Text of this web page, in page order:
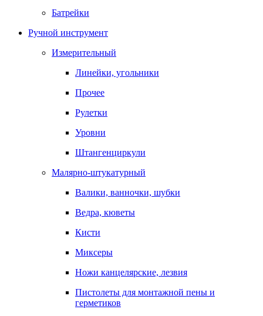
Батрейки
Ручной инструмент
Измерительный
Линейки, угольники
Прочее
Рулетки
Уровни
Штангенциркули
Малярно-штукатурный
Валики, ванночки, шубки
Ведра, кюветы
Кисти
Миксеры
Ножи канцелярские, лезвия
Пистолеты для монтажной пены и
герметиков